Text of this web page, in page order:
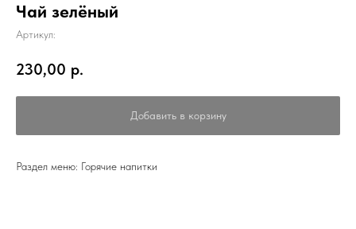
Чай зелёный
Артикул:
230,00 р.
Добавить в корзину
Раздел меню: Горячие напитки